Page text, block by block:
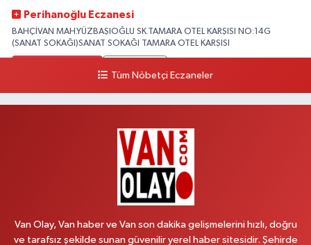
Perihanoğlu Eczanesi
BAHÇİVAN MAH.YÜZBAŞIOĞLU SK.TAMARA OTEL KARŞISI NO:14G
(SANAT SOKAĞI)SANAT SOKAĞI TAMARA OTEL KARŞISI
Yol Tarifi Al
BEYAZIT MAH.ZEYLAN CADDESİ OKYANUS GİYİM YANI NO:1
Tüm Nöbetçi Eczaneler
Van Olay, Van haber ve Van son dakika gelişmelerini hızlı, doğru
ve tarafsız şekilde sunan güvenilir yerel haber sitesidir. Şehirde